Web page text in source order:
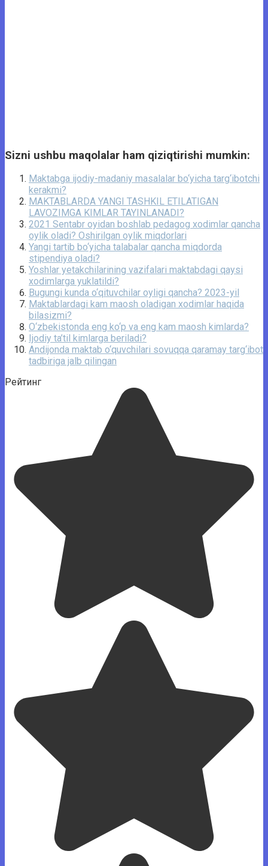
Sizni ushbu maqolalar ham qiziqtirishi mumkin:
Maktabga ijodiy-madaniy masalalar bo‘yicha targ‘ibotchi
kerakmi?
MAKTABLARDA YANGI TASHKIL ETILATIGAN
LAVOZIMGA KIMLAR TAYINLANADI?
2021 Sentabr oyidan boshlab pedagog xodimlar qancha
oylik oladi? Oshirilgan oylik miqdorlari
Yangi tartib bo‘yicha talabalar qancha miqdorda
stipendiya oladi?
Yoshlar yetakchilarining vazifalari maktabdagi qaysi
xodimlarga yuklatildi?
Bugungi kunda o‘qituvchilar oyligi qancha? 2023-yil
Maktablardagi kam maosh oladigan xodimlar haqida
bilasizmi?
O‘zbekistonda eng ko‘p va eng kam maosh kimlarda?
Ijodiy ta’til kimlarga beriladi?
Andijonda maktab o‘quvchilari sovuqqa qaramay targ‘ibot
tadbiriga jalb qilingan
Рейтинг